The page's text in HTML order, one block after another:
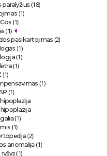
paralyžius (18)
(1)
(1)
(1)
pasikartojimas (2)
(1)
(1)
(1)
(1)
(1)
(1)
(1)
(1)
(2)
anomalija (1)
(1)